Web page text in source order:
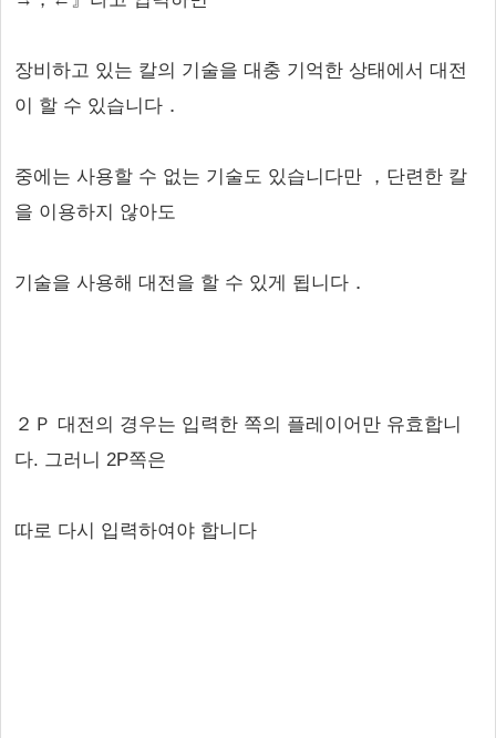
장비하고 있는 칼의 기술을 대충 기억한 상태에서 대전
이 할 수 있습니다．
중에는 사용할 수 없는 기술도 있습니다만 ，단련한 칼
을 이용하지 않아도
기술을 사용해 대전을 할 수 있게 됩니다．
２Ｐ 대전의 경우는 입력한 쪽의 플레이어만 유효합니
다. 그러니 2P쪽은
따로 다시 입력하여야 합니다